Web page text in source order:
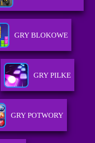
GRY BLOKOWE
GRY PILKE
GRY POTWORY